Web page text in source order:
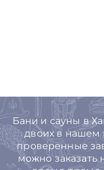
Бани и сауны в
двоих в нашем
проверенные
можно заказать